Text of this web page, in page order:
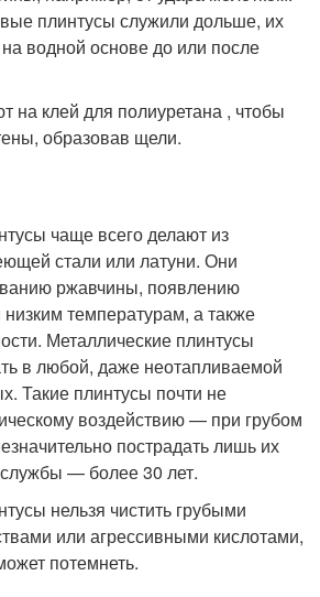
плинтусы служили дольше, их
водной основе до или после
на клей для полиуретана , чтобы
образовав щели.
чаще всего делают из
стали или латуни. Они
ржавчины, появлению
температурам, а также
Металлические плинтусы
в любой, даже неотапливаемой
Такие плинтусы почти не
воздействию — при грубом
пострадать лишь их
— более 30 лет.
нельзя чистить грубыми
или агрессивными кислотами,
потемнеть.